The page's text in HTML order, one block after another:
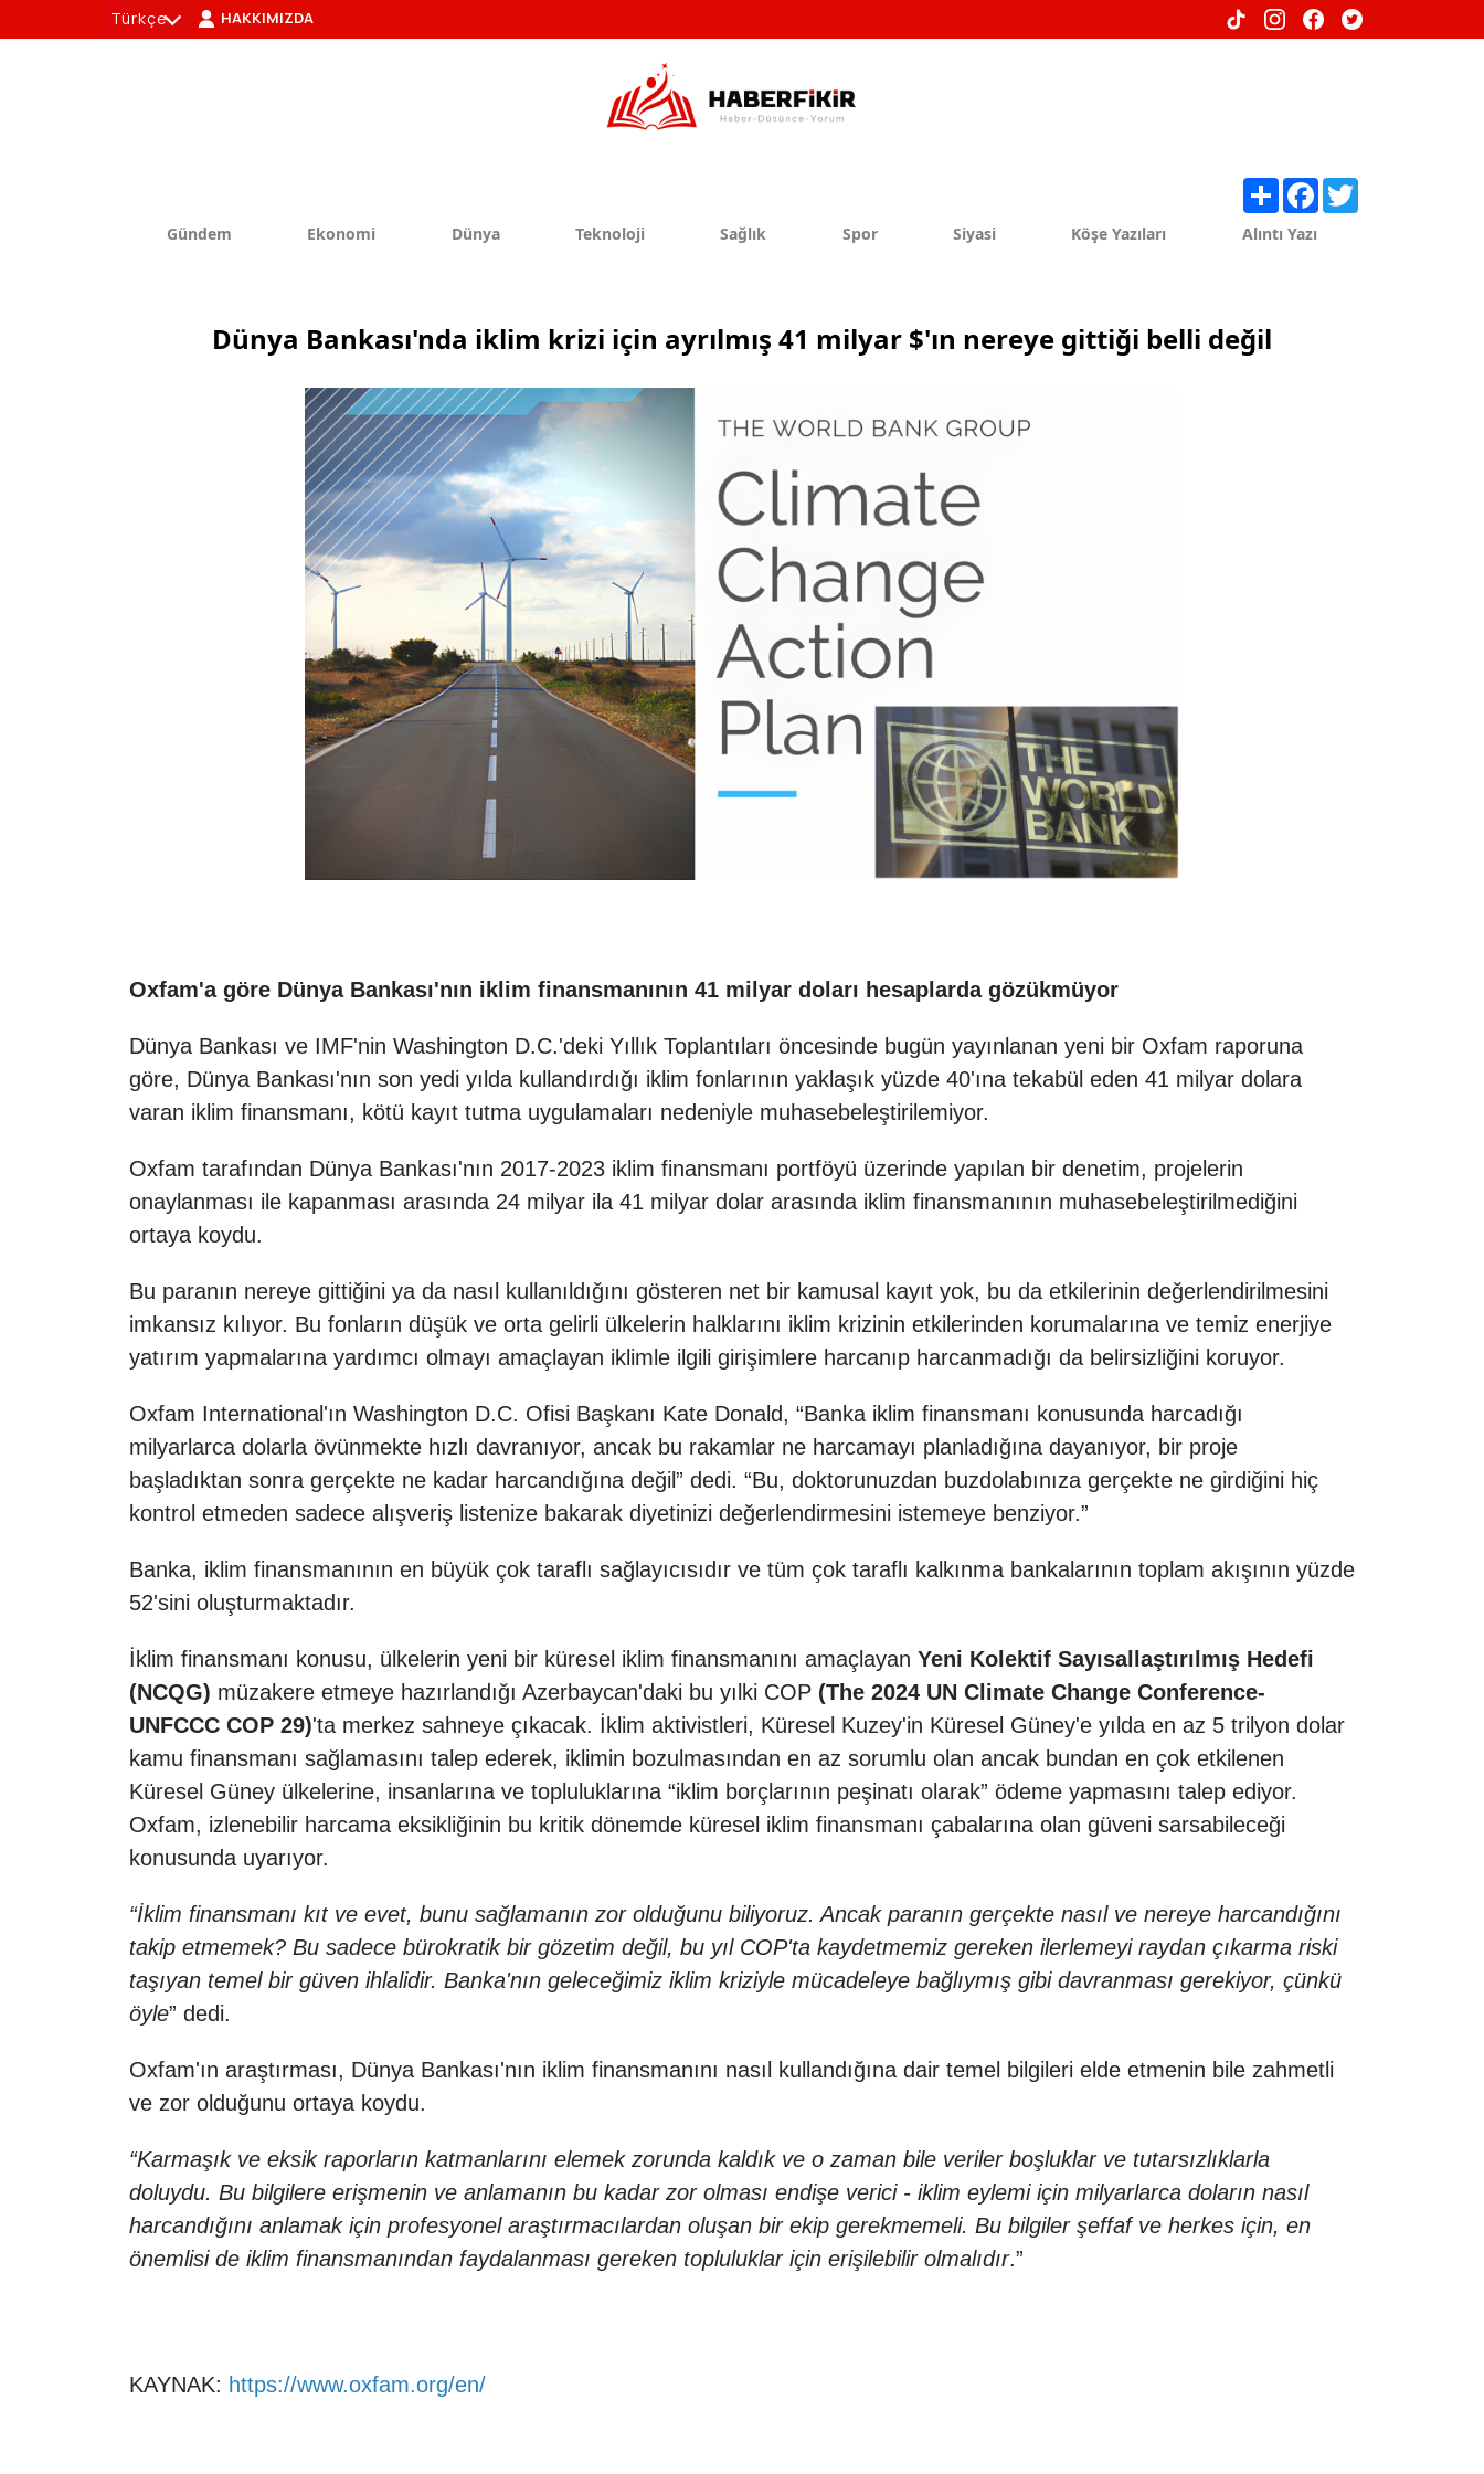
Gündem Ekonomi Dünya Teknoloji Sağlık Spor Siyasi Köşe Yazıları Alıntı Yazı
Dünya Bankası'nda iklim krizi için ayrılmış 41 milyar $'ın nereye gittiği belli değil
Oxfam'a göre Dünya Bankası'nın iklim finansmanının 41 milyar doları hesaplarda gözükmüyor
Dünya Bankası ve IMF'nin Washington D.C.'deki Yıllık Toplantıları öncesinde bugün yayınlanan yeni bir Oxfam raporuna
göre, Dünya Bankası'nın son yedi yılda kullandırdığı iklim fonlarının yaklaşık yüzde 40'ına tekabül eden 41 milyar dolara
varan iklim finansmanı, kötü kayıt tutma uygulamaları nedeniyle muhasebeleştirilemiyor.
Oxfam tarafından Dünya Bankası'nın 2017-2023 iklim finansmanı portföyü üzerinde yapılan bir denetim, projelerin
onaylanması ile kapanması arasında 24 milyar ila 41 milyar dolar arasında iklim finansmanının muhasebeleştirilmediğini
ortaya koydu.
Bu paranın nereye gittiğini ya da nasıl kullanıldığını gösteren net bir kamusal kayıt yok, bu da etkilerinin değerlendirilmesini
imkansız kılıyor. Bu fonların düşük ve orta gelirli ülkelerin halklarını iklim krizinin etkilerinden korumalarına ve temiz enerjiye
yatırım yapmalarına yardımcı olmayı amaçlayan iklimle ilgili girişimlere harcanıp harcanmadığı da belirsizliğini koruyor.
Oxfam International'ın Washington D.C. Ofisi Başkanı Kate Donald, “Banka iklim finansmanı konusunda harcadığı
milyarlarca dolarla övünmekte hızlı davranıyor, ancak bu rakamlar ne harcamayı planladığına dayanıyor, bir proje
başladıktan sonra gerçekte ne kadar harcandığına değil” dedi. “Bu, doktorunuzdan buzdolabınıza gerçekte ne girdiğini hiç
kontrol etmeden sadece alışveriş listenize bakarak diyetinizi değerlendirmesini istemeye benziyor.”
Banka, iklim finansmanının en büyük çok taraflı sağlayıcısıdır ve tüm çok taraflı kalkınma bankalarının toplam akışının yüzde
52'sini oluşturmaktadır.
İklim finansmanı konusu, ülkelerin yeni bir küresel iklim finansmanını amaçlayan Yeni Kolektif Sayısallaştırılmış Hedefi
(NCQG) müzakere etmeye hazırlandığı Azerbaycan'daki bu yılki COP (The 2024 UN Climate Change Conference-
UNFCCC COP 29)'ta merkez sahneye çıkacak. İklim aktivistleri, Küresel Kuzey'in Küresel Güney'e yılda en az 5 trilyon dolar
kamu finansmanı sağlamasını talep ederek, iklimin bozulmasından en az sorumlu olan ancak bundan en çok etkilenen
Küresel Güney ülkelerine, insanlarına ve topluluklarına “iklim borçlarının peşinatı olarak” ödeme yapmasını talep ediyor.
Oxfam, izlenebilir harcama eksikliğinin bu kritik dönemde küresel iklim finansmanı çabalarına olan güveni sarsabileceği
konusunda uyarıyor.
“İklim finansmanı kıt ve evet, bunu sağlamanın zor olduğunu biliyoruz. Ancak paranın gerçekte nasıl ve nereye harcandığını
takip etmemek? Bu sadece bürokratik bir gözetim değil, bu yıl COP'ta kaydetmemiz gereken ilerlemeyi raydan çıkarma riski
taşıyan temel bir güven ihlalidir. Banka'nın geleceğimiz iklim kriziyle mücadeleye bağlıymış gibi davranması gerekiyor, çünkü
öyle” dedi.
Oxfam'ın araştırması, Dünya Bankası'nın iklim finansmanını nasıl kullandığına dair temel bilgileri elde etmenin bile zahmetli
ve zor olduğunu ortaya koydu.
“Karmaşık ve eksik raporların katmanlarını elemek zorunda kaldık ve o zaman bile veriler boşluklar ve tutarsızlıklarla
doluydu. Bu bilgilere erişmenin ve anlamanın bu kadar zor olması endişe verici - iklim eylemi için milyarlarca doların nasıl
harcandığını anlamak için profesyonel araştırmacılardan oluşan bir ekip gerekmemeli. Bu bilgiler şeffaf ve herkes için, en
önemlisi de iklim finansmanından faydalanması gereken topluluklar için erişilebilir olmalıdır.”
KAYNAK: https://www.oxfam.org/en/
Share Facebook
Türkçe
HAKKIMIZDA